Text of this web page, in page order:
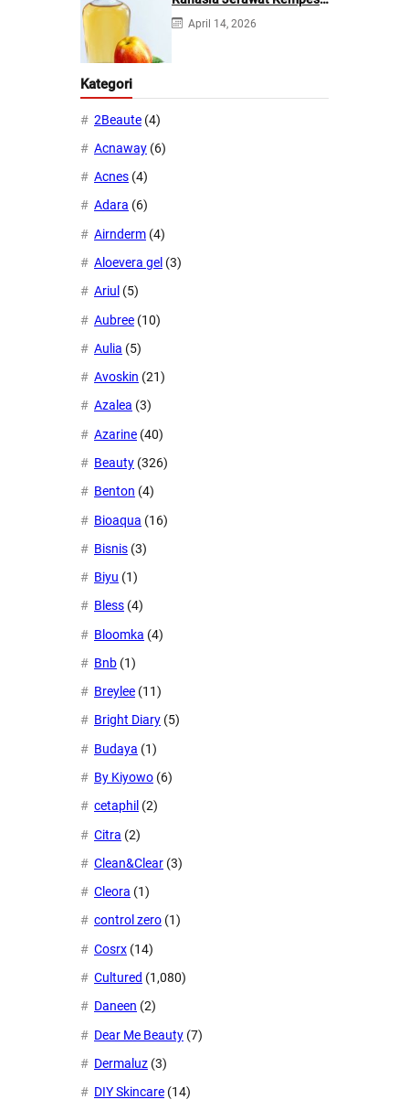
dalam 2 Hari!
April 14, 2026
Kategori
2Beaute (4)
Acnaway (6)
Acnes (4)
Adara (6)
Airnderm (4)
Aloevera gel (3)
Ariul (5)
Aubree (10)
Aulia (5)
Avoskin (21)
Azalea (3)
Azarine (40)
Beauty (326)
Benton (4)
Bioaqua (16)
Bisnis (3)
Biyu (1)
Bless (4)
Bloomka (4)
Bnb (1)
Breylee (11)
Bright Diary (5)
Budaya (1)
By Kiyowo (6)
cetaphil (2)
Citra (2)
Clean&Clear (3)
Cleora (1)
control zero (1)
Cosrx (14)
Cultured (1,080)
Daneen (2)
Dear Me Beauty (7)
Dermaluz (3)
DIY Skincare (14)